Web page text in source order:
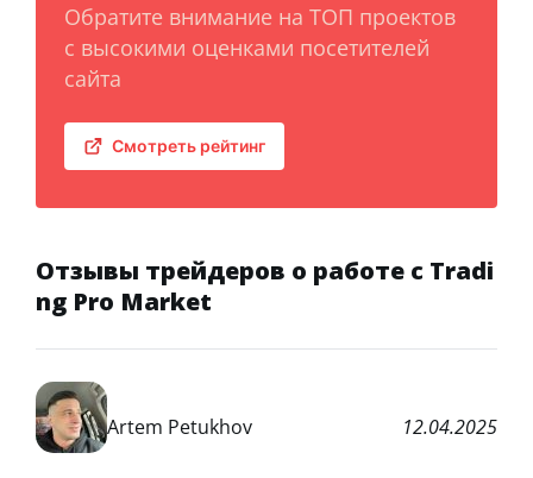
Обратите внимание на ТОП проектов
с высокими оценками посетителей
сайта
Смотреть рейтинг
Отзывы трейдеров о работе с Tradi
ng Pro Market
Artem Petukhov 12.04.2025